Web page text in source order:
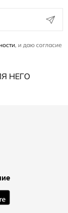
, и даю согласие
НЕГО